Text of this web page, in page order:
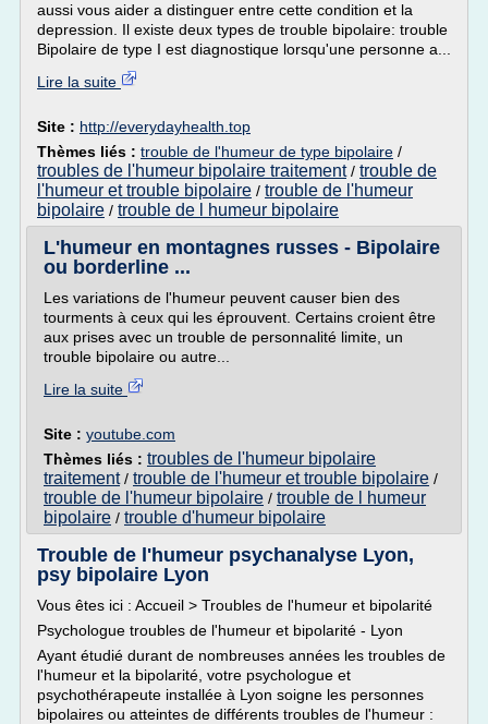
aussi vous aider a distinguer entre cette condition et la
depression. Il existe deux types de trouble bipolaire: trouble
Bipolaire de type I est diagnostique lorsqu'une personne a...
Lire la suite
Site : http://everydayhealth.top
Thèmes liés : trouble de l'humeur de type bipolaire /
troubles de l'humeur bipolaire traitement/ trouble de
l'humeur et trouble bipolaire / trouble de l'humeur
bipolaire / trouble de l humeur bipolaire
L'humeur en montagnes russes - Bipolaire
ou borderline ...
Les variations de l'humeur peuvent causer bien des
tourments à ceux qui les éprouvent. Certains croient être
aux prises avec un trouble de personnalité limite, un
trouble bipolaire ou autre...
Lire la suite
Site : youtube.com
Thèmes liés : troubles de l'humeur bipolaire
traitement/ trouble de l'humeur et trouble bipolaire /
trouble de l'humeur bipolaire / trouble de l humeur
bipolaire / trouble d'humeur bipolaire
Trouble de l'humeur psychanalyse Lyon,
psy bipolaire Lyon
Vous êtes ici : Accueil > Troubles de l'humeur et bipolarité
Psychologue troubles de l'humeur et bipolarité - Lyon
Ayant étudié durant de nombreuses années les troubles de
l'humeur et la bipolarité, votre psychologue et
psychothérapeute installée à Lyon soigne les personnes
bipolaires ou atteintes de différents troubles de l'humeur :